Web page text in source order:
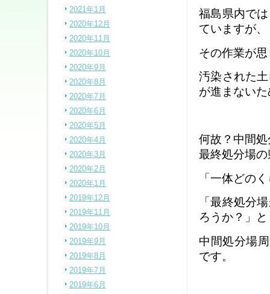
福島県内で
ていますが、
その作業が
汚染された
が進まない
何故？中間
最終処分場
「一体どの
「最終処分
ろうか？」と
中間処分場
です。
2021年1月
2020年12月
2020年11月
2020年10月
2020年9月
2020年8月
2020年7月
2020年6月
2020年5月
2020年4月
2020年3月
2020年2月
2020年1月
2019年12月
2019年11月
2019年10月
2019年9月
2019年8月
2019年7月
2019年6月